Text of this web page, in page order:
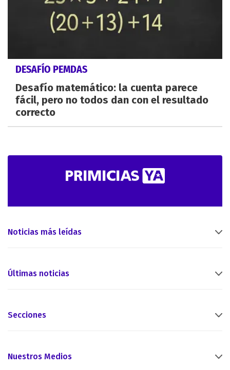
DESAFÍO PEMDAS
Desafío matemático: la cuenta parece
fácil, pero no todos dan con el resultado
correcto
Noticias más leídas
Últimas noticias
Secciones
Nuestros Medios